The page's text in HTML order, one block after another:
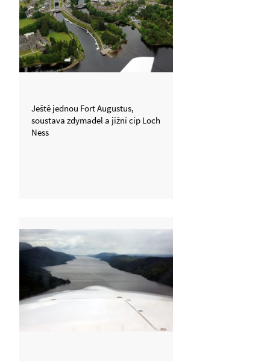
Ještě jednou Fort Augustus,
soustava zdymadel a jižní cíp Loch
Ness